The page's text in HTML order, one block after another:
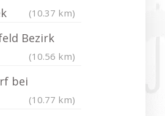
(10.37 km)
Bezirk
(10.56 km)
bei
(10.77 km)